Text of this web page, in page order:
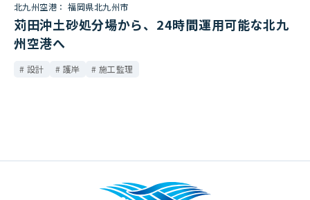
北九州空港： 福岡県北九州市
苅田沖土砂処分場から、24時間運用可能な北九
州空港へ
設計 護岸 施工監理